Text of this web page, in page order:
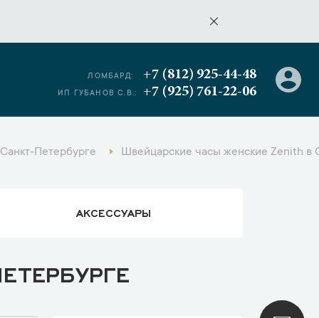
ЛОМБАРД: +7 (812) 925-44-48
ИП ГУБАНОВ С.В.: +7 (925) 761-22-06
Петербурге Швейцарские часы женские Zenith в
АКСЕССУАРЫ